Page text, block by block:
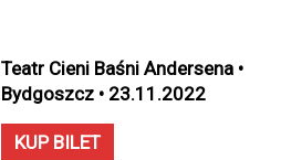
Teatr Cieni Baśni Andersena •
Bydgoszcz • 23.11.2022
KUP BILET